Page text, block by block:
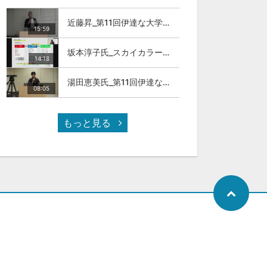
15:59
近藤昇_第11回伊達な大学院セミナー
14:18
坂本淳子氏_スカイカラー人材とは
08:05
湯田恵美氏_第11回伊達な大学院セミナー
もっと見る